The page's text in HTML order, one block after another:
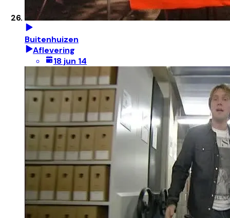
Buitenhuizen
Aflevering
18 jun 14